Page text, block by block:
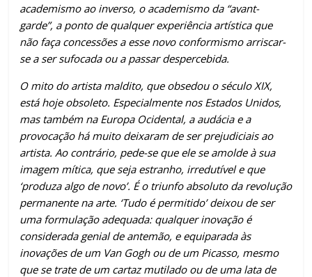
academismo ao inverso, o academismo da “avant-
garde”, a ponto de qualquer experiência artística que
não faça concessões a esse novo conformismo arriscar-
se a ser sufocada ou a passar despercebida.
O mito do artista maldito, que obsedou o século XIX,
está hoje obsoleto. Especialmente nos Estados Unidos,
mas também na Europa Ocidental, a audácia e a
provocação há muito deixaram de ser prejudiciais ao
artista. Ao contrário, pede-se que ele se amolde à sua
imagem mítica, que seja estranho, irredutível e que
‘produza algo de novo’. É o triunfo absoluto da revolução
permanente na arte. ‘Tudo é permitido’ deixou de ser
uma formulação adequada: qualquer inovação é
considerada genial de antemão, e equiparada às
inovações de um Van Gogh ou de um Picasso, mesmo
que se trate de um cartaz mutilado ou de uma lata de